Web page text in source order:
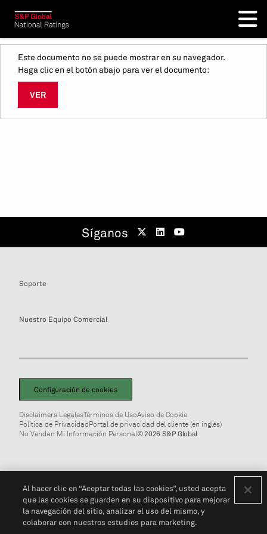
Este documento no se puede mostrar en su navegador.
Haga clic en el botón abajo para ver el documento:
VER
Síganos
Soporte
Nuestro Equipo Comercial
Configuración de cookies
Disclaimers LegalesTérminos de UsoAviso de Cookie
Política de PrivacidadPortal de privacidad del cliente (en inglés)
No Vendan Mi Información Personal© 2026 S&P Global
Al hacer clic en “Aceptar todas las cookies”, usted acepta
que las cookies se guarden en su dispositivo para mejorar
la navegación del sitio, analizar el uso del mismo, y
colaborar con nuestros estudios para marketing.